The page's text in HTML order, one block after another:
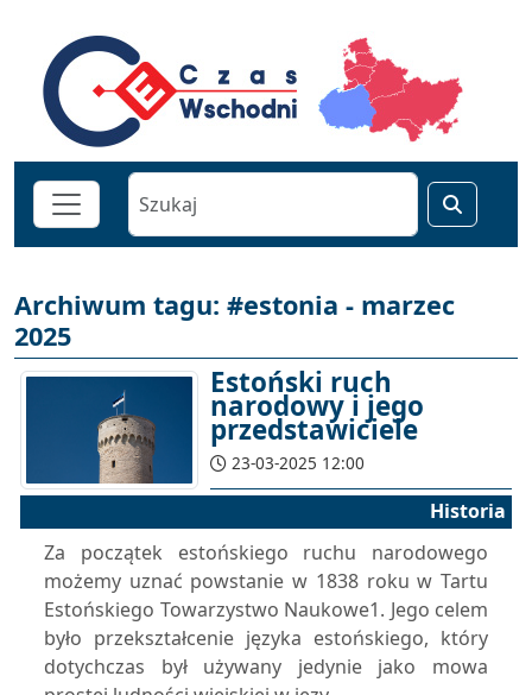
Archiwum tagu: #estonia - marzec
2025
Estoński ruch
narodowy i jego
przedstawiciele
23-03-2025 12:00
Historia
Za początek estońskiego ruchu narodowego
możemy uznać powstanie w 1838 roku w Tartu
Estońskiego Towarzystwo Naukowe1. Jego celem
było przekształcenie języka estońskiego, który
dotychczas był używany jedynie jako mowa